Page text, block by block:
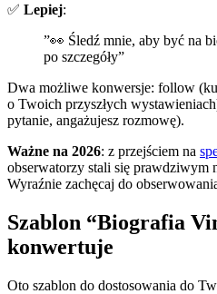
✅ Lepiej:
”👀 Śledź mnie, aby być na
po szczegóły”
Dwa możliwe konwersje: follow
o Twoich przyszłych
pytanie, angażujesz rozmowę).
Ważne na 2026: z przejściem na
obserwatorzy stali się prawdziwym
Wyraźnie zachęcaj do
Szablon “Biografia
konwertuje
Oto szablon do dostosowania do